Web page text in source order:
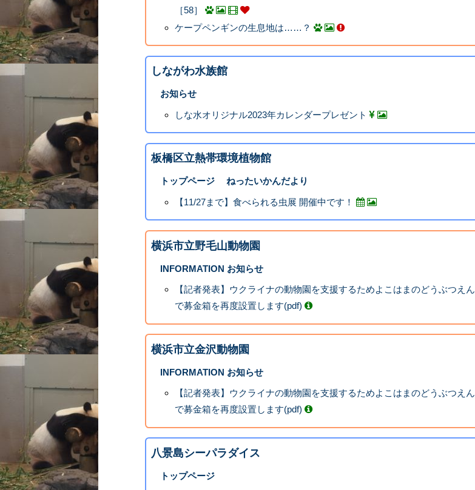
［58］
ケープペンギンの生息地は……？
しながわ水族館
お知らせ
しな水オリジナル2023年カレンダープレゼント
板橋区立熱帯環境植物館
トップページ ねったいかんだより
【11/27まで】食べられる虫展 開催中です！
横浜市立野毛山動物園
INFORMATION お知らせ
【記者発表】ウクライナの動物園を支援するためよこはまのどうぶつえん
で募金箱を再度設置します(pdf)
横浜市立金沢動物園
INFORMATION お知らせ
【記者発表】ウクライナの動物園を支援するためよこはまのどうぶつえん
で募金箱を再度設置します(pdf)
八景島シーパラダイス
トップページ